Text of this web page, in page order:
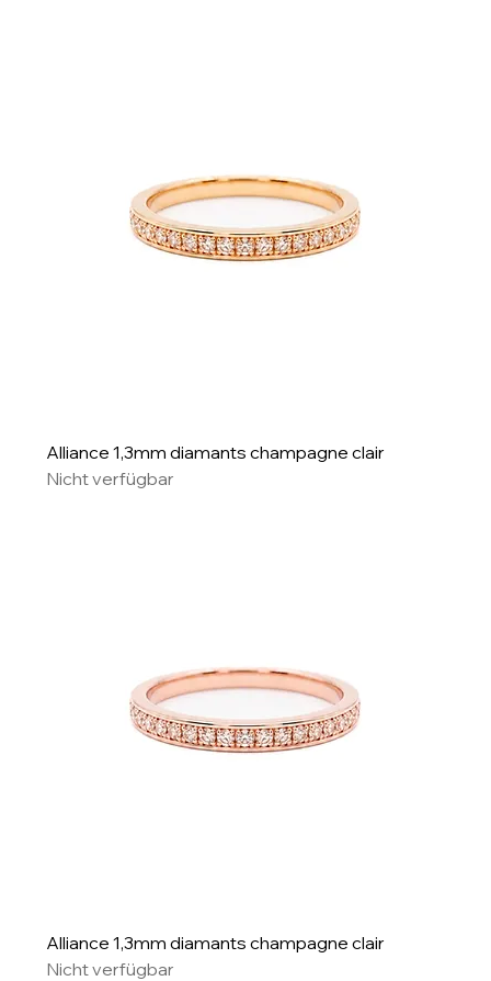
Alliance 1,3mm diamants champagne clair
Nicht verfügbar
Alliance 1,3mm diamants champagne clair
Nicht verfügbar